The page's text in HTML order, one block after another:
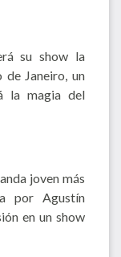
su show la
de Janeiro, un
la magia del
joven más
por Agustín
en un show